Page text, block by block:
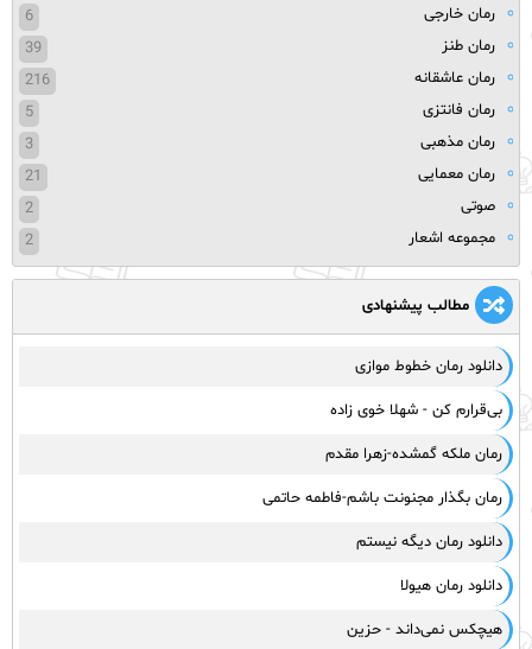
رمان خارجی
6
رمان طنز
39
رمان عاشقانه
216
رمان فانتزی
5
رمان مذهبی
3
رمان معمایی
21
صوتی
2
مجموعه اشعار
2
مطالب پیشنهادی
دانلود رمان خطوط موازی
بی‌قرارم کن - شهلا خوی زاده
رمان ملکه گمشده-زهرا مقدم
رمان بگذار مجنونت باشم-فاطمه حاتمی
دانلود رمان دیگه نیستم
دانلود رمان هیولا
هیچکس نمی‌داند - حزین